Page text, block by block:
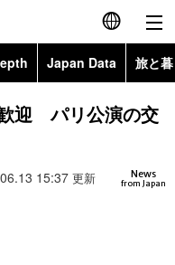
English
简体字
Japan Data 旅と
Topics
迎 パリ公演の交
News
from Japan
15:37 更新